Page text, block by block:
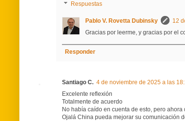
Respuestas
Pablo V. Rovetta Dubinsky
12
Gracias por leerme, y gracias por el
Responder
Santiago C. 4 de noviembre de 2025 a las
Excelente reflexión
Totalmente de acuerdo
No había caído en cuenta de esto, pero
Ojalá China pueda mejorar su comunicación